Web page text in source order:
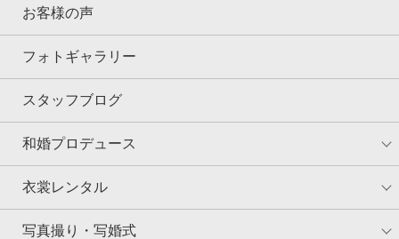
お客様の声
フォトギャラリー
スタッフブログ
和婚プロデュース
衣裳レンタル
写真撮り・写婚式